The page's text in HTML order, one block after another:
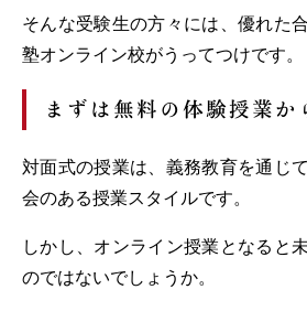
そんな受験生の方々には、優れた
塾オンライン校がうってつけです。
まずは無料の体験授業か
対面式の授業は、義務教育を通じ
会のある授業スタイルです。
しかし、オンライン授業となると
のではないでしょうか。